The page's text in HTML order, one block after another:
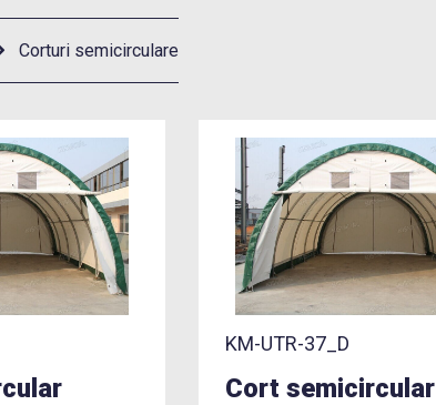
Corturi semicirculare
KM-UTR-37_D
Cort semicircular